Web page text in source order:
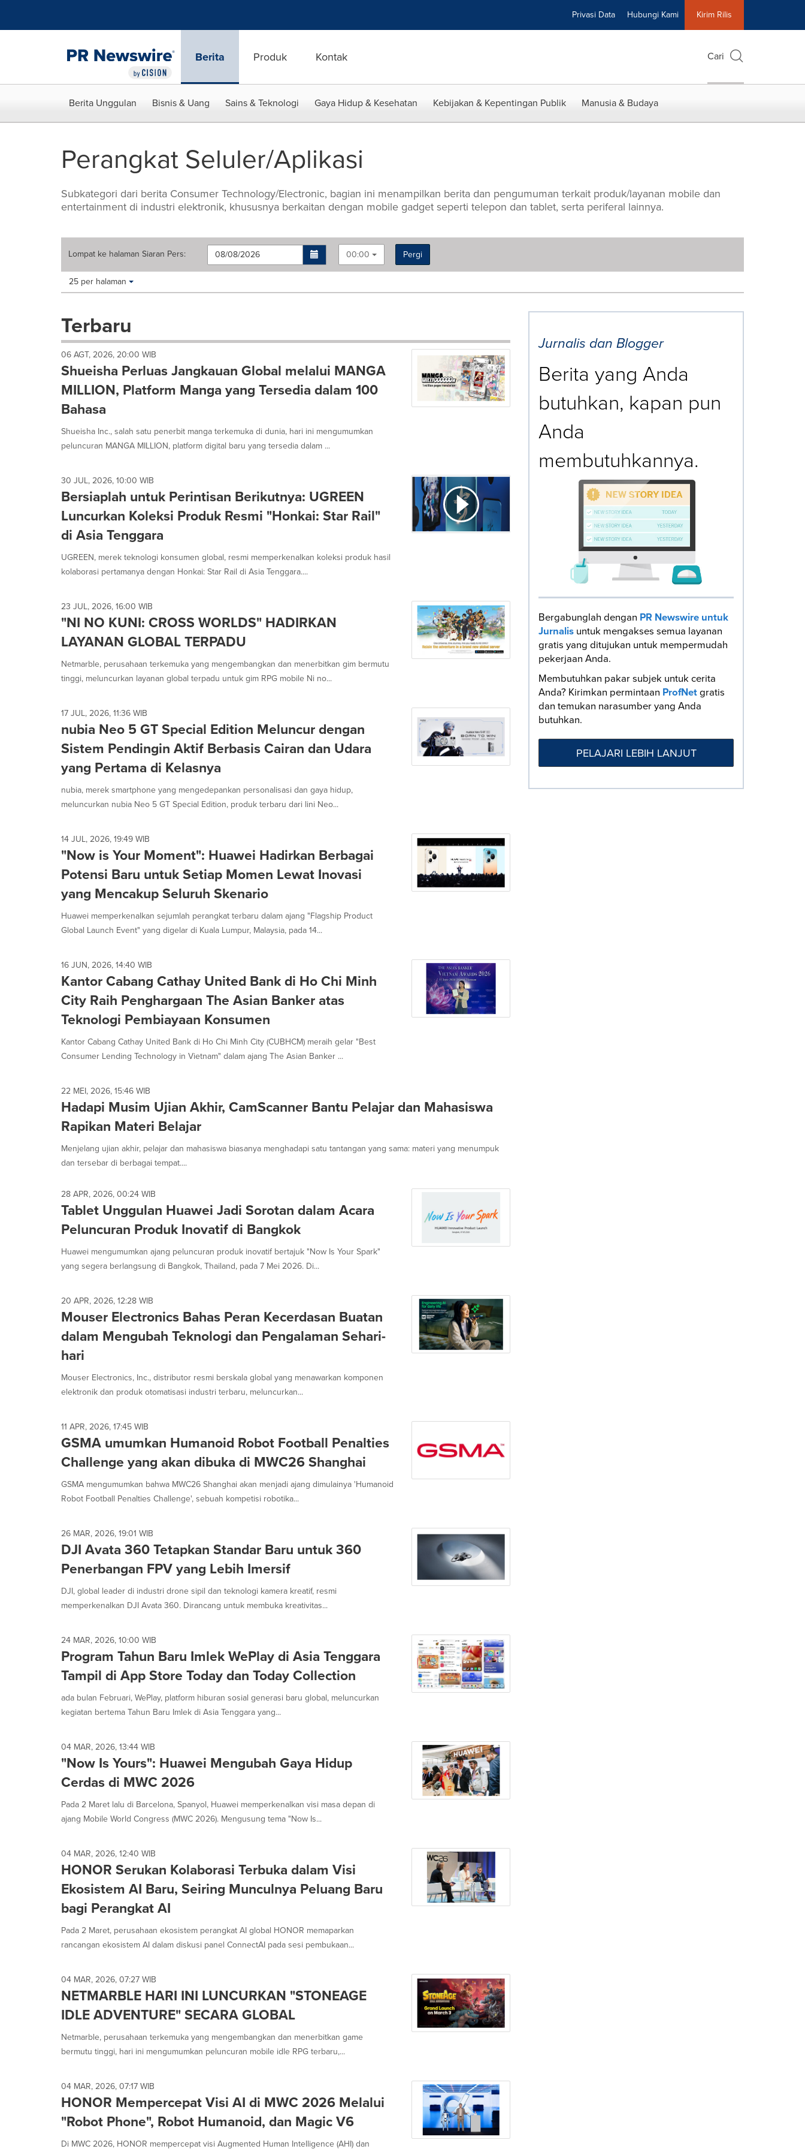
Privasi Data Hubungi Kami Kirim Rilis
Berita Produk Kontak Cari
Berita Unggulan Bisnis & Uang Sains & Teknologi Gaya Hidup & Kesehatan Kebijakan & Kepentingan Publik Manusia & Budaya
Perangkat Seluler/Aplikasi
Subkategori dari berita Consumer Technology/Electronic, bagian ini menampilkan berita dan pengumuman terkait produk/layanan mobile dan
entertainment di industri elektronik, khususnya berkaitan dengan mobile gadget seperti telepon dan tablet, serta periferal lainnya.
Lompat ke halaman Siaran Pers: 00:00
Pergi
Making
these
dropdown
cause
content
on
this
page
change.
News
update
as
each
option
selected.
Items per page:
25 per halaman
Terbaru
06 AGT, 2026, 20:00 WIB
Shueisha Perluas Jangkauan Global melalui MANGA
MILLION, Platform Manga yang Tersedia dalam 100
Bahasa
Shueisha Inc., salah satu penerbit manga terkemuka di dunia, hari ini mengumumkan
peluncuran MANGA MILLION, platform digital baru yang tersedia dalam ...
30 JUL, 2026, 10:00 WIB
Bersiaplah untuk Perintisan Berikutnya: UGREEN
Luncurkan Koleksi Produk Resmi "Honkai: Star Rail"
di Asia Tenggara
UGREEN, merek teknologi konsumen global, resmi memperkenalkan koleksi produk hasil
kolaborasi pertamanya dengan Honkai: Star Rail di Asia Tenggara....
23 JUL, 2026, 16:00 WIB
"NI NO KUNI: CROSS WORLDS" HADIRKAN
LAYANAN GLOBAL TERPADU
Netmarble, perusahaan terkemuka yang mengembangkan dan menerbitkan gim bermutu
tinggi, meluncurkan layanan global terpadu untuk gim RPG mobile Ni no...
17 JUL, 2026, 11:36 WIB
nubia Neo 5 GT Special Edition Meluncur dengan
Sistem Pendingin Aktif Berbasis Cairan dan Udara
yang Pertama di Kelasnya
nubia, merek smartphone yang mengedepankan personalisasi dan gaya hidup,
meluncurkan nubia Neo 5 GT Special Edition, produk terbaru dari lini Neo...
14 JUL, 2026, 19:49 WIB
"Now is Your Moment": Huawei Hadirkan Berbagai
Potensi Baru untuk Setiap Momen Lewat Inovasi
yang Mencakup Seluruh Skenario
Huawei memperkenalkan sejumlah perangkat terbaru dalam ajang "Flagship Product
Global Launch Event" yang digelar di Kuala Lumpur, Malaysia, pada 14...
16 JUN, 2026, 14:40 WIB
Kantor Cabang Cathay United Bank di Ho Chi Minh
City Raih Penghargaan The Asian Banker atas
Teknologi Pembiayaan Konsumen
Kantor Cabang Cathay United Bank di Ho Chi Minh City (CUBHCM) meraih gelar "Best
Consumer Lending Technology in Vietnam" dalam ajang The Asian Banker ...
22 MEI, 2026, 15:46 WIB
Hadapi Musim Ujian Akhir, CamScanner Bantu Pelajar dan Mahasiswa
Rapikan Materi Belajar
Menjelang ujian akhir, pelajar dan mahasiswa biasanya menghadapi satu tantangan yang sama: materi yang menumpuk
dan tersebar di berbagai tempat....
28 APR, 2026, 00:24 WIB
Tablet Unggulan Huawei Jadi Sorotan dalam Acara
Peluncuran Produk Inovatif di Bangkok
Huawei mengumumkan ajang peluncuran produk inovatif bertajuk "Now Is Your Spark"
yang segera berlangsung di Bangkok, Thailand, pada 7 Mei 2026. Di...
20 APR, 2026, 12:28 WIB
Mouser Electronics Bahas Peran Kecerdasan Buatan
dalam Mengubah Teknologi dan Pengalaman Sehari-
hari
Mouser Electronics, Inc., distributor resmi berskala global yang menawarkan komponen
elektronik dan produk otomatisasi industri terbaru, meluncurkan...
11 APR, 2026, 17:45 WIB
GSMA umumkan Humanoid Robot Football Penalties
Challenge yang akan dibuka di MWC26 Shanghai
GSMA mengumumkan bahwa MWC26 Shanghai akan menjadi ajang dimulainya 'Humanoid
Robot Football Penalties Challenge', sebuah kompetisi robotika...
26 MAR, 2026, 19:01 WIB
DJI Avata 360 Tetapkan Standar Baru untuk 360
Penerbangan FPV yang Lebih Imersif
DJI, global leader di industri drone sipil dan teknologi kamera kreatif, resmi
memperkenalkan DJI Avata 360. Dirancang untuk membuka kreativitas...
24 MAR, 2026, 10:00 WIB
Program Tahun Baru Imlek WePlay di Asia Tenggara
Tampil di App Store Today dan Today Collection
ada bulan Februari, WePlay, platform hiburan sosial generasi baru global, meluncurkan
kegiatan bertema Tahun Baru Imlek di Asia Tenggara yang...
04 MAR, 2026, 13:44 WIB
"Now Is Yours": Huawei Mengubah Gaya Hidup
Cerdas di MWC 2026
Pada 2 Maret lalu di Barcelona, Spanyol, Huawei memperkenalkan visi masa depan di
ajang Mobile World Congress (MWC 2026). Mengusung tema "Now Is...
04 MAR, 2026, 12:40 WIB
HONOR Serukan Kolaborasi Terbuka dalam Visi
Ekosistem AI Baru, Seiring Munculnya Peluang Baru
bagi Perangkat AI
Pada 2 Maret, perusahaan ekosistem perangkat AI global HONOR memaparkan
rancangan ekosistem AI dalam diskusi panel ConnectAI pada sesi pembukaan...
04 MAR, 2026, 07:27 WIB
NETMARBLE HARI INI LUNCURKAN "STONEAGE
IDLE ADVENTURE" SECARA GLOBAL
Netmarble, perusahaan terkemuka yang mengembangkan dan menerbitkan game
bermutu tinggi, hari ini mengumumkan peluncuran mobile idle RPG terbaru,...
04 MAR, 2026, 07:17 WIB
HONOR Mempercepat Visi AI di MWC 2026 Melalui
"Robot Phone", Robot Humanoid, dan Magic V6
Di MWC 2026, HONOR mempercepat visi Augmented Human Intelligence (AHI) dan
Jurnalis dan Blogger
Berita yang Anda
butuhkan, kapan pun
Anda
membutuhkannya.
Bergabunglah dengan PR Newswire untuk
Jurnalis untuk mengakses semua layanan
gratis yang ditujukan untuk mempermudah
pekerjaan Anda.
Membutuhkan pakar subjek untuk cerita
Anda? Kirimkan permintaan ProfNetgratis
dan temukan narasumber yang Anda
butuhkan.
PELAJARI LEBIH LANJUT